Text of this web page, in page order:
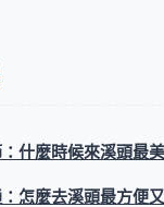
什麼時候來溪頭最
怎麼去溪頭最方便